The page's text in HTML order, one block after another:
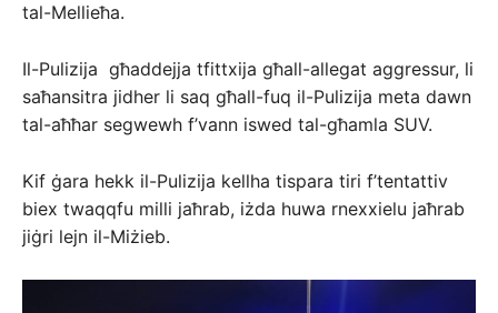
tal-Mellieħa.
Il-Pulizija għaddejja tfittxija għall-allegat aggressur, li
saħansitra jidher li saq għall-fuq il-Pulizija meta dawn
tal-aħħar segwewh f’vann iswed tal-għamla SUV.
Kif ġara hekk il-Pulizija kellha tispara tiri f’tentattiv
biex twaqqfu milli jaħrab, iżda huwa rnexxielu jaħrab
jiġri lejn il-Miżieb.